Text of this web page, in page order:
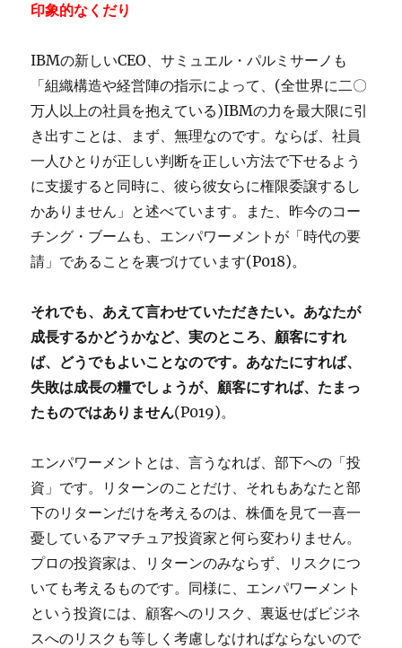
印象的なくだり
IBMの新しいCEO、サミュエル・パルミサーノも
「組織構造や経営陣の指示によって、(全世界に二〇
万人以上の社員を抱えている)IBMの力を最大限に引
き出すことは、まず、無理なのです。ならば、社員
一人ひとりが正しい判断を正しい方法で下せるよう
に支援すると同時に、彼ら彼女らに権限委譲するし
かありません」と述べています。また、昨今のコー
チング・ブームも、エンパワーメントが「時代の要
請」であることを裏づけています(P018)。
それでも、あえて言わせていただきたい。あなたが
成長するかどうかなど、実のところ、顧客にすれ
ば、どうでもよいことなのです。あなたにすれば、
失敗は成長の糧でしょうが、顧客にすれば、たまっ
たものではありません(P019)。
エンパワーメントとは、言うなれば、部下への「投
資」です。リターンのことだけ、それもあなたと部
下のリターンだけを考えるのは、株価を見て一喜一
憂しているアマチュア投資家と何ら変わりません。
プロの投資家は、リターンのみならず、リスクにつ
いても考えるものです。同様に、エンパワーメント
という投資には、顧客へのリスク、裏返せばビジネ
スへのリスクも等しく考慮しなければならないので